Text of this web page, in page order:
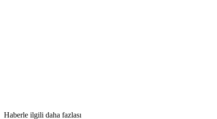
Haberle ilgili daha fazlası